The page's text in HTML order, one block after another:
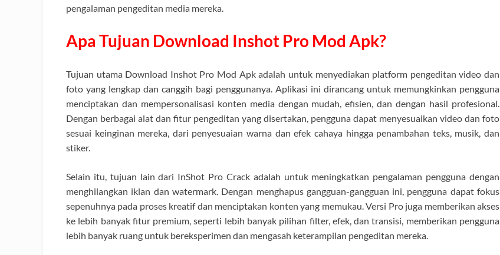
pengalaman pengeditan media mereka.
Apa Tujuan Download Inshot Pro Mod Apk?
Tujuan utama Download Inshot Pro Mod Apk adalah untuk menyediakan platform pengeditan video dan
foto yang lengkap dan canggih bagi penggunanya. Aplikasi ini dirancang untuk memungkinkan pengguna
menciptakan dan mempersonalisasi konten media dengan mudah, efisien, dan dengan hasil profesional.
Dengan berbagai alat dan fitur pengeditan yang disertakan, pengguna dapat menyesuaikan video dan foto
sesuai keinginan mereka, dari penyesuaian warna dan efek cahaya hingga penambahan teks, musik, dan
stiker.
Selain itu, tujuan lain dari InShot Pro Crack adalah untuk meningkatkan pengalaman pengguna dengan
menghilangkan iklan dan watermark. Dengan menghapus gangguan-gangguan ini, pengguna dapat fokus
sepenuhnya pada proses kreatif dan menciptakan konten yang memukau. Versi Pro juga memberikan akses
ke lebih banyak fitur premium, seperti lebih banyak pilihan filter, efek, dan transisi, memberikan pengguna
lebih banyak ruang untuk bereksperimen dan mengasah keterampilan pengeditan mereka.